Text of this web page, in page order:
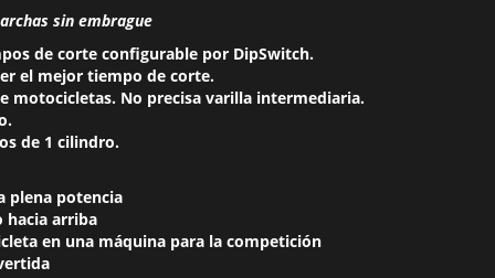
sin embrague
de corte configurable por DipSwitch.
el mejor tiempo de corte.
motocicletas. No precisa varilla intermediaria.
de 1 cilindro.
plena potencia
hacia arriba
en una máquina para la competición